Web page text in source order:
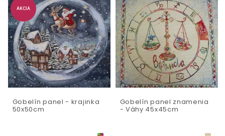
AKCIA
Gobelín panel - krajinka
50x50cm
Gobelín panel znamenia
- Váhy 45x45cm